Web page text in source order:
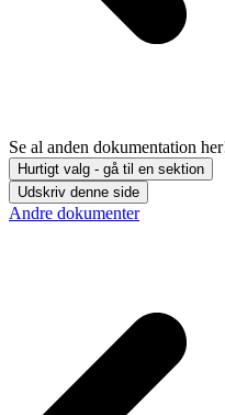
Se al anden dokumentation
Hurtigt valg - gå til en sektion
Udskriv denne side
Andre dokumenter